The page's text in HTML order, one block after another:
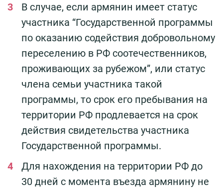
В случае, если армянин имеет статус
участника “Государственной программы
по оказанию содействия добровольному
переселению в РФ соотечественников,
проживающих за рубежом”, или статус
члена семьи участника такой
программы, то срок его пребывания на
территории РФ продлевается на срок
действия свидетельства участника
Государственной программы.
Для нахождения на территории РФ до
30 дней с момента въезда армянину не